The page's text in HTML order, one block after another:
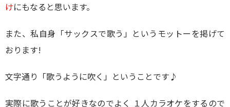
けにもなると思います。
また、私自身「サックスで歌う」というモットーを掲げて
おります!
文字通り「歌うように吹く」ということです♪
実際に歌うことが好きなのでよく １人カラオケをするので